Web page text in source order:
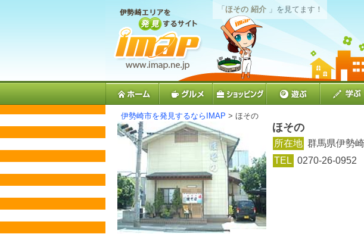
「ほその 紹介 」を見てます！
伊勢崎市を発見するならIMAP > ほその
ほその
所在地 群馬県伊勢
TEL 0270-26-0952